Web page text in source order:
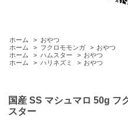
ホーム > おやつ
ホーム
> フクロモモンガ > おやつ
ホーム
> ハムスター > おやつ
ホーム
> ハリネズミ > おやつ
国産 SS マシュマロ 50g フ
スター